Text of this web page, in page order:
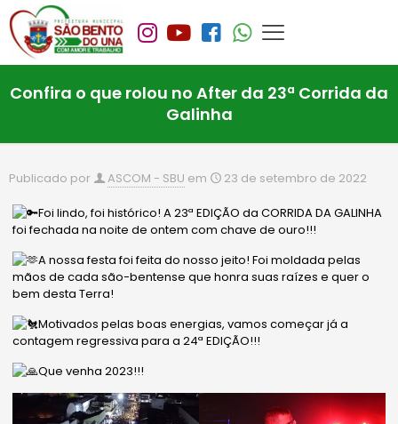
Confira o que rolou no After da 23ª Corrida da
Galinha
Publicado por ASCOM - SBU em 23 de setembro de 2022
Foi lindo, foi histórico! A 23ª EDIÇÃO da CORRIDA DA GALINHA
foi fechada na noite de ontem com chave de ouro!!!
A nossa festa foi feita do nosso jeito! Foi moldada pelas
mãos de cada são-bentense que honra suas raízes e quer o
bem desta Terra!
Motivados pelas boas energias, vamos começar já a
contagem regressiva para a 24ª EDIÇÃO!!!
Que venha 2023!!!